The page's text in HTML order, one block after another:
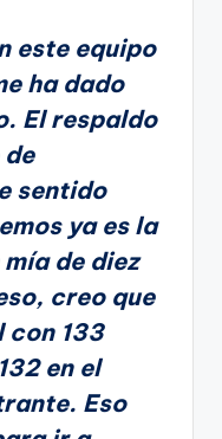
este equipo
ha dado
El respaldo
de
sentido
ya es la
de diez
creo que
con 133
en el
Eso